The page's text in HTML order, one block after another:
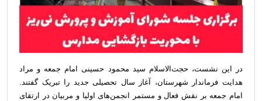
در این نشست، حجت‌الاسلام سید محمود حسینی امام جمعه و مراد
هدایت فرماندار شهرستان، آغاز سال تحصیلی جدید را تبریک گفتند.
امام جمعه بر نقش فعال و مستمر انجمن‌های اولیا و مربیان در ارتقای